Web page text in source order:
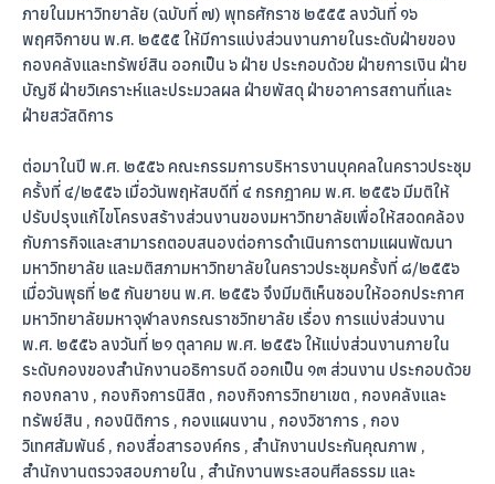
ภายในมหาวิทยาลัย (ฉบับที่ ๗) พุทธศักราช ๒๕๕๕ ลงวันที่ ๑๖
พฤศจิกายน พ.ศ. ๒๕๕๕ ให้มีการแบ่งส่วนงานภายในระดับฝ่ายของ
กองคลังและทรัพย์สิน ออกเป็น ๖ ฝ่าย ประกอบด้วย ฝ่ายการเงิน ฝ่าย
บัญชี ฝ่ายวิเคราะห์และประมวลผล ฝ่ายพัสดุ ฝ่ายอาคารสถานที่และ
ฝ่ายสวัสดิการ
ต่อมาในปี พ.ศ. ๒๕๕๖ คณะกรรมการบริหารงานบุคคลในคราวประชุม
ครั้งที่ ๔/๒๕๕๖ เมื่อวันพฤหัสบดีที่ ๔ กรกฎาคม พ.ศ. ๒๕๕๖ มีมติให้
ปรับปรุงแก้ไขโครงสร้างส่วนงานของมหาวิทยาลัยเพื่อให้สอดคล้อง
กับภารกิจและสามารถตอบสนองต่อการดำเนินการตามแผนพัฒนา
มหาวิทยาลัย และมติสภามหาวิทยาลัยในคราวประชุมครั้งที่ ๘/๒๕๕๖
เมื่อวันพุธที่ ๒๕ กันยายน พ.ศ. ๒๕๕๖ จึงมีมติเห็นชอบให้ออกประกาศ
มหาวิทยาลัยมหาจุฬาลงกรณราชวิทยาลัย เรื่อง การแบ่งส่วนงาน
พ.ศ. ๒๕๕๖ ลงวันที่ ๒๑ ตุลาคม พ.ศ. ๒๕๕๖ ให้แบ่งส่วนงานภายใน
ระดับกองของสำนักงานอธิการบดี ออกเป็น ๑๓ ส่วนงาน ประกอบด้วย
กองกลาง , กองกิจการนิสิต , กองกิจการวิทยาเขต , กองคลังและ
ทรัพย์สิน , กองนิติการ , กองแผนงาน , กองวิชาการ , กอง
วิเทศสัมพันธ์ , กองสื่อสารองค์กร , สำนักงานประกันคุณภาพ ,
สำนักงานตรวจสอบภายใน , สำนักงานพระสอนศีลธรรม และ